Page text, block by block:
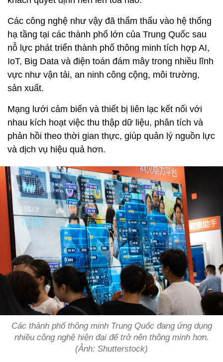
Các công nghệ như vậy đã thẩm thấu vào hệ thống
hạ tầng tại các thành phố lớn của Trung Quốc sau
nỗ lực phát triển thành phố thông minh tích hợp AI,
IoT, Big Data và điện toán đám mây trong nhiều lĩnh
vực như vận tải, an ninh công cộng, môi trường,
sản xuất.
Mạng lưới cảm biến và thiết bị liên lạc kết nối với
nhau kích hoạt việc thu thập dữ liệu, phân tích và
phản hồi theo thời gian thực, giúp quản lý nguồn lực
và dịch vụ hiệu quả hơn.
Các thành phố thông minh Trung Quốc đang ứng dụng
nhiều công nghệ hiện đại để trở nên thông minh hơn.
(Ảnh: Shutterstock)